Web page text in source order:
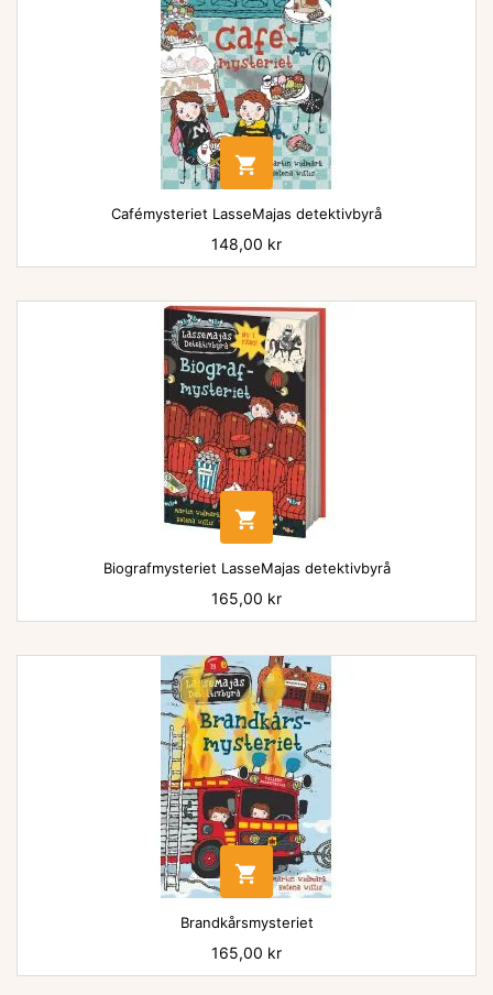

Cafémysteriet LasseMajas detektivbyrå
Pris
148,00 kr

Biografmysteriet LasseMajas detektivbyrå
Pris
165,00 kr

Brandkårsmysteriet
Pris
165,00 kr